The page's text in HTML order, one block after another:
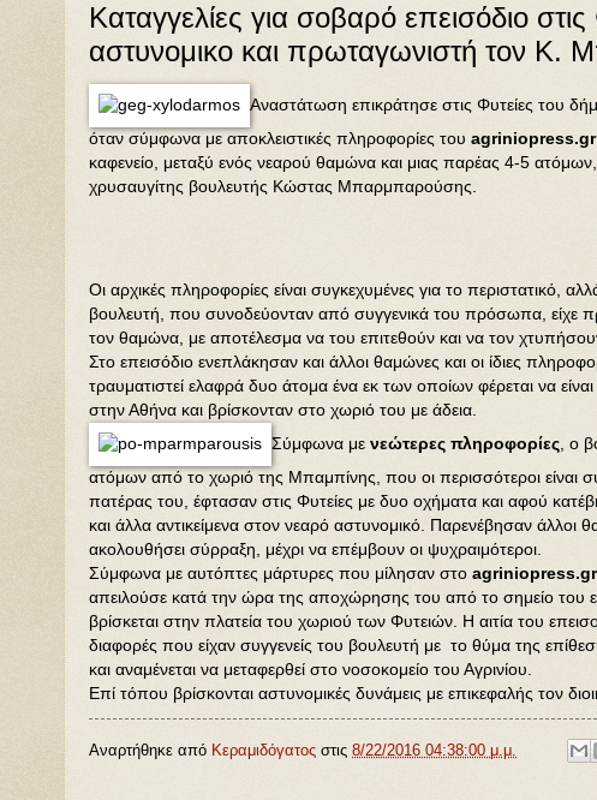
Καταγγελίες για σοβαρό επεισόδιο
αστυνομικο και πρωταγωνιστή τον Κ.
Αναστάτωση επικράτησε στις Φυτείες του
όταν σύμφωνα με αποκλειστικές πληροφορίες του agriniopress.gr
καφενείο, μεταξύ ενός νεαρού θαμώνα και μιας παρέας 4-5
χρυσαυγίτης βουλευτής Κώστας Μπαρμπαρούσης.
Οι αρχικές πληροφορίες είναι συγκεχυμένες για το περιστατικό,
βουλευτή, που συνοδεύονταν από συγγενικά του πρόσωπα, είχε
τον θαμώνα, με αποτέλεσμα να του επιτεθούν και να τον
Στο επεισόδιο ενεπλάκησαν και άλλοι θαμώνες και οι ίδιες
τραυματιστεί ελαφρά δυο άτομα ένα εκ των οποίων φέρεται να
στην Αθήνα και βρίσκονταν στο χωριό του με άδεια.
Σύμφωνα με νεώτερες πληροφορίες , ο
ατόμων από το χωριό της Μπαμπίνης, που οι περισσότεροι είναι
πατέρας του, έφτασαν στις Φυτείες με δυο οχήματα και αφού
και άλλα αντικείμενα στον νεαρό αστυνομικό. Παρενέβησαν άλλοι
ακολουθήσει σύρραξη, μέχρι να επέμβουν οι ψυχραιμότεροι.
Σύμφωνα με αυτόπτες μάρτυρες που μίλησαν στο agriniopress.gr
απειλούσε κατά την ώρα της αποχώρησης του από το σημείο του
βρίσκεται στην πλατεία του χωριού των Φυτειών. Η αιτία του
διαφορές που είχαν συγγενείς του βουλευτή με το θύμα της
και αναμένεται να μεταφερθεί στο νοσοκομείο του Αγρινίου.
Επί τόπου βρίσκονται αστυνομικές δυνάμεις με επικεφαλής τον
Αναρτήθηκε από Κεραμιδόγατος στις 8/22/2016 04:38:00 μ.μ.